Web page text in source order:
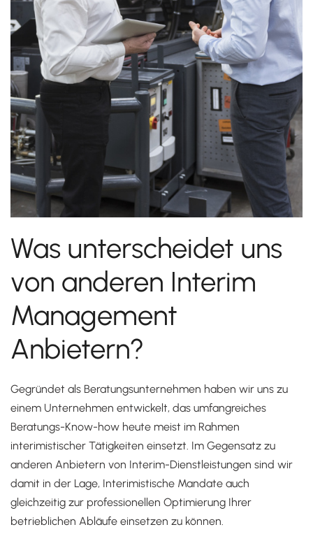
Was unterscheidet uns
von anderen Interim
Management
Anbietern?
Gegründet als Beratungsunternehmen haben wir uns zu
einem Unternehmen entwickelt, das umfangreiches
Beratungs-Know-how heute meist im Rahmen
interimistischer Tätigkeiten einsetzt. Im Gegensatz zu
anderen Anbietern von Interim-Dienstleistungen sind wir
damit in der Lage, Interimistische Mandate auch
gleichzeitig zur professionellen Optimierung Ihrer
betrieblichen Abläufe einsetzen zu können.